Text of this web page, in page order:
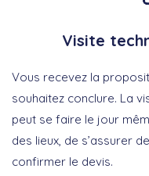
Visite
Vous recevez la
souhaitez conclure. La
peut se faire le jour
des lieux, de s’assurer
confirmer le devis.